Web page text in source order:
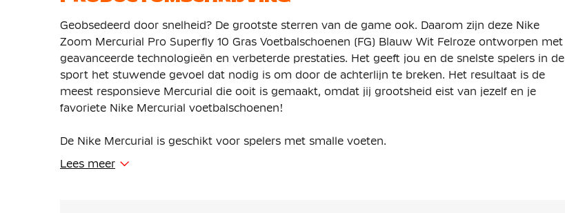
Geobsedeerd door snelheid? De grootste sterren van de game ook. Daarom zijn deze Nike
Zoom Mercurial Pro Superfly 10 Gras Voetbalschoenen (FG) Blauw Wit Felroze ontworpen met
geavanceerde technologieën en verbeterde prestaties. Het geeft jou en de snelste spelers in de
sport het stuwende gevoel dat nodig is om door de achterlijn te breken. Het resultaat is de
meest responsieve Mercurial die ooit is gemaakt, omdat jij grootsheid eist van jezelf en je
favoriete Nike Mercurial voetbalschoenen!
De Nike Mercurial is geschikt voor spelers met smalle voeten.
Lees meer